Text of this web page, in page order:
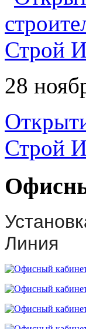
28
Строй
Линия